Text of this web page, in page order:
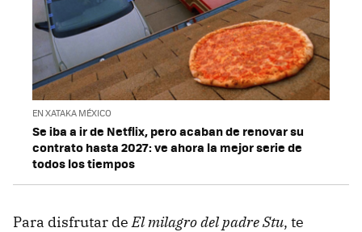
EN XATAKA MÉXICO
Se iba a ir de Netflix, pero acaban de renovar su
contrato hasta 2027: ve ahora la mejor serie de
todos los tiempos
Para disfrutar deEl milagro del padre Stu, te